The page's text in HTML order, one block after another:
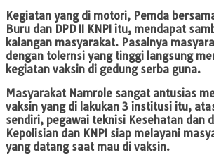
Kegiatan yang di motori, Pemda
Buru dan DPD II KNPI itu, mendapat
kalangan masyarakat. Pasalnya
dengan tolernsi yang tinggi langsung
kegiatan vaksin di gedung serba guna.
Masyarakat Namrole sangat antusias
vaksin yang di lakukan 3 institusi itu,
sendiri, pegawai teknisi Kesehatan dan
Kepolisian dan KNPI siap melayani
yang datang saat mau di vaksin.